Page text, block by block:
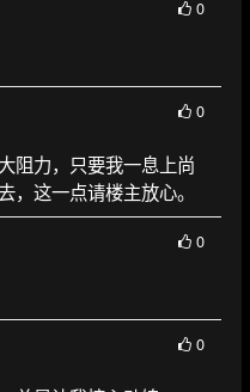
0
0
阻力，只要我一息上尚
，这一点请楼主放心。
0
0